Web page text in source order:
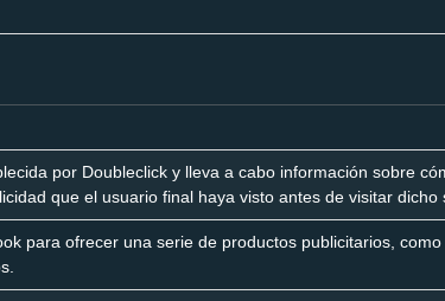
por Doubleclick y lleva a cabo información sobre
que el usuario final haya visto antes de visitar dicho
para ofrecer una serie de productos publicitarios,